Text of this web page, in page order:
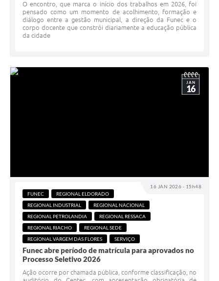
O encontro, que marca o início dos trabalhos em 2026, foi
pensado como um momento de acolhimento, formação e
diálogo entre a gestão municipal, a direção da Funec e o
corpo docente que constrói diariamente a educação pública
da cidade
16 JAN 2026 - 15h48
JAN
16
FUNEC
REGIONAL ELDORADO
REGIONAL INDUSTRIAL
REGIONAL NACIONAL
REGIONAL PETROLANDIA
REGIONAL RESSACA
REGIONAL RIACHO
REGIONAL SEDE
REGIONAL VARGEM DAS FLORES
SERVIÇO
Funec abre período de matrícula para aprovados no
Processo Seletivo 2026
Ação ocorre por chamada pública, conforme classificação, no